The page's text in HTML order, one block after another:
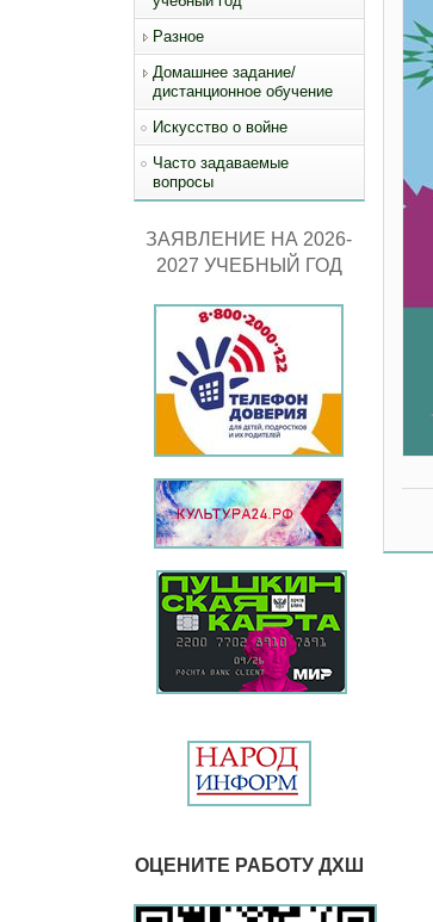
Разное
Домашнее задание/
дистанционное обучение
Искусство о войне
Часто задаваемые
вопросы
ЗАЯВЛЕНИЕ НА 2026-
2027 УЧЕБНЫЙ ГОД
ОЦЕНИТЕ РАБОТУ ДХШ